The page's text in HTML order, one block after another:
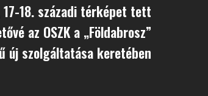
17-18. századi térképet tett
az OSZK a „Földabrosz”
új szolgáltatása keretében